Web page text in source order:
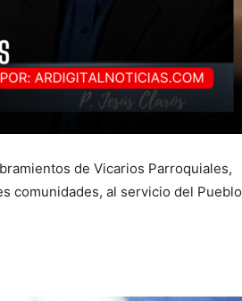
de Vicarios Parroquiales,
comunidades, al servicio del Pueblo